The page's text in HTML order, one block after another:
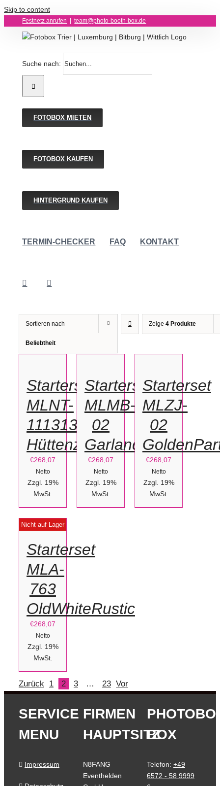
Skip to content
Festnetz anrufen team@photo-booth-box.de
Suche nach:
FOTOBOX MIETEN
FOTOBOX KAUFEN
HINTERGRUND KAUFEN
TERMIN-CHECKER FAQ KONTAKT
Sortieren nach
Beliebtheit
Zeige 4 Produkte
DEN
DETAILS
Starterset
MLNT-
111313
Hüttenzauber
€268,07
Netto
Zzgl. 19%
MwSt.
DETAILS
Starterset
MLMB-
02
Garland
€268,07
Netto
Zzgl. 19%
MwSt.
IN
DETAILS
Starterset
MLZJ-
02
€268,07
Netto
Zzgl. 19%
MwSt.
Nicht auf Lager
DETAILS
Starterset
MLA-
763
OldWhiteRustic
€268,07
Netto
Zzgl. 19%
MwSt.
Zurück 1 2 3 … 23 Vor
SERVICE
MENU
Impressum
FIRMEN
HAUPTSITZ
N8FANG
Eventhelden
BOX
Telefon: +49
6572 - 58 9999